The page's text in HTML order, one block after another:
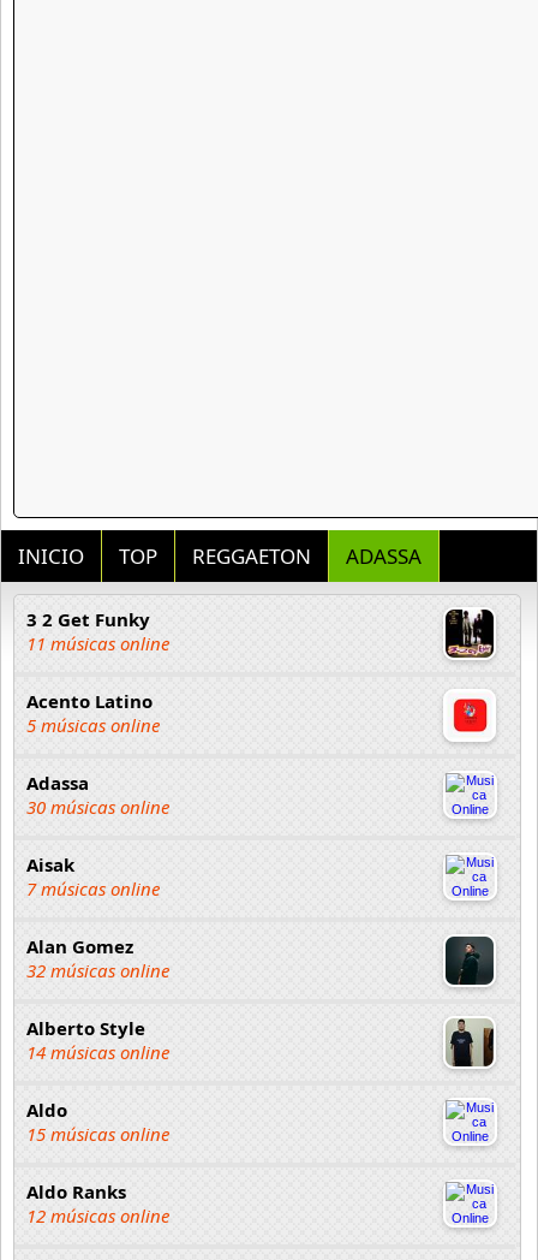
INICIO TOP REGGAETON ADASSA
3 2 Get Funky
11 músicas online
Acento Latino
5 músicas online
Adassa
30 músicas online
Aisak
7 músicas online
Alan Gomez
32 músicas online
Alberto Style
14 músicas online
Aldo
15 músicas online
Aldo Ranks
12 músicas online